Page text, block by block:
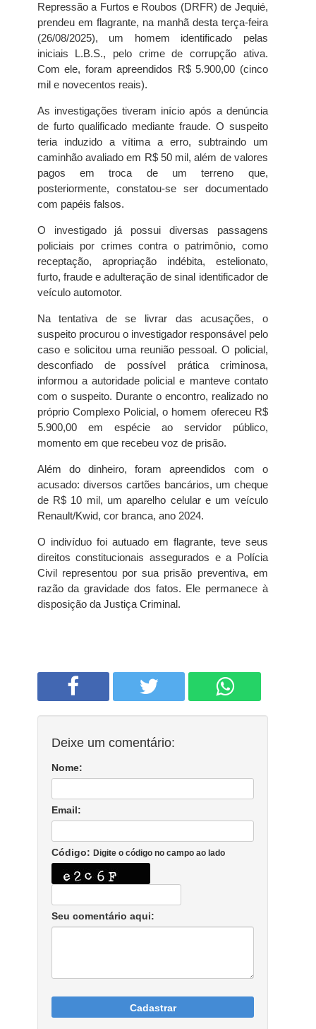
Repressão a Furtos e Roubos (DRFR) de Jequié,
prendeu em flagrante, na manhã desta terça-feira
(26/08/2025), um homem identificado pelas
iniciais L.B.S., pelo crime de corrupção ativa.
Com ele, foram apreendidos R$ 5.900,00 (cinco
mil e novecentos reais).
As investigações tiveram início após a denúncia
de furto qualificado mediante fraude. O suspeito
teria induzido a vítima a erro, subtraindo um
caminhão avaliado em R$ 50 mil, além de valores
pagos em troca de um terreno que,
posteriormente, constatou-se ser documentado
com papéis falsos.
O investigado já possui diversas passagens
policiais por crimes contra o patrimônio, como
receptação, apropriação indébita, estelionato,
furto, fraude e adulteração de sinal identificador de
veículo automotor.
Na tentativa de se livrar das acusações, o
suspeito procurou o investigador responsável pelo
caso e solicitou uma reunião pessoal. O policial,
desconfiado de possível prática criminosa,
informou a autoridade policial e manteve contato
com o suspeito. Durante o encontro, realizado no
próprio Complexo Policial, o homem ofereceu R$
5.900,00 em espécie ao servidor público,
momento em que recebeu voz de prisão.
Além do dinheiro, foram apreendidos com o
acusado: diversos cartões bancários, um cheque
de R$ 10 mil, um aparelho celular e um veículo
Renault/Kwid, cor branca, ano 2024.
O indivíduo foi autuado em flagrante, teve seus
direitos constitucionais assegurados e a Polícia
Civil representou por sua prisão preventiva, em
razão da gravidade dos fatos. Ele permanece à
disposição da Justiça Criminal.
Deixe um comentário:
Nome:
Email:
Código: Digite o código no campo ao lado
Seu comentário aqui:
Cadastrar